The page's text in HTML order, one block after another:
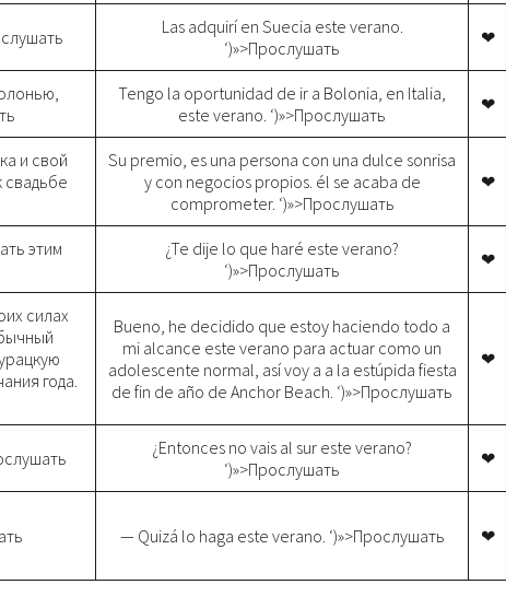
Las adquirí en Suecia este verano.
‘)»>Прослушать
❤
Tengo la oportunidad de ir a Bolonia, en Italia,
este verano. ‘)»>Прослушать
❤
и свой
свадьбе
Su premio, es una persona con una dulce sonrisa
y con negocios propios. él se acaba de
comprometer. ‘)»>Прослушать
❤
этим
¿Te dije lo que haré este verano?
‘)»>Прослушать
❤
силах
года.
Bueno, he decidido que estoy haciendo todo a
mi alcance este verano para actuar como un
adolescente normal, así voy a a la estúpida fiesta
de fin de año de Anchor Beach. ‘)»>Прослушать
❤
¿Entonces no vais al sur este verano?
‘)»>Прослушать
❤
— Quizá lo haga este verano. ‘)»>Прослушать ❤